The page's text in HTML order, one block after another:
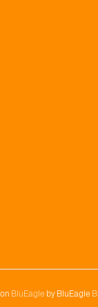
BluEagle by BluEagle